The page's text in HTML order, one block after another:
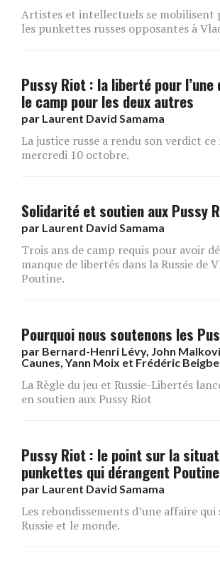
Artistes et intellectuels se mobilisent
les punkettes russes opposantes à
Pussy Riot : la liberté pour l’une
le camp pour les deux autres
par Laurent David Samama
La justice russe a rendu son verdict
mercredi 10 octobre.
Solidarité et soutien aux Pussy
par Laurent David Samama
Trois ans de camp requis pour avoir
manque de libertés dans la Russie de
Poutine.
Pourquoi nous soutenons les
par Bernard-Henri Lévy, John
Caunes, Yann Moix et Frédéric
La Règle du jeu et Russie-Libertés
en soutien aux Pussy Riot
Pussy Riot : le point sur la
punkettes qui dérangent Poutine
par Laurent David Samama
Les rebondissements d’une affaire qui
Russie et le monde.